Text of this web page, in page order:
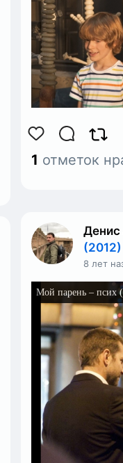
1 отметок
Денис
8 лет